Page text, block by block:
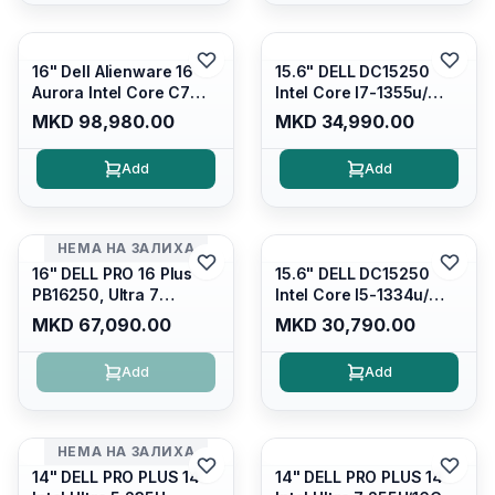
16" Dell Alienware 16
Aurora Intel Core C7
240H /16GB RAM DDR5
5600mhz/ 1TB SSD M.2
Nvme/rtx4050 6GB/
Wqxga(2560x1600)
Win 11 Home/
MKD 98,980.00
Add
15.6" DELL DC15250
Intel Core I7-1355u/
16GB DDR4 / 512GB SSD
M.2 2230/ Intel UHD
Graphics/ 120Hz Anti-
glare FULLHD LED
MKD 34,990.00
Add
НЕМА НА ЗАЛИХА
16" DELL PRO 16 Plus
PB16250, Ultra 7
265U/16GB RAM (1x
16GB) 5600 Mhz DDR5/
512GB SSD M.2 Nvme/
/cam+mic,bt/backlit KB
MKD 67,090.00
Add
15.6" DELL DC15250
Intel Core I5-1334u/
16GB DDR4 (1x16gb
2666mhz)/ 512GB SSD
M.2 Nvme/ Intel UHD
Graphics/ 120Hz Anti-
MKD 30,790.00
Add
НЕМА НА ЗАЛИХА
14" DELL PRO PLUS 14
14" DELL PRO PLUS 14